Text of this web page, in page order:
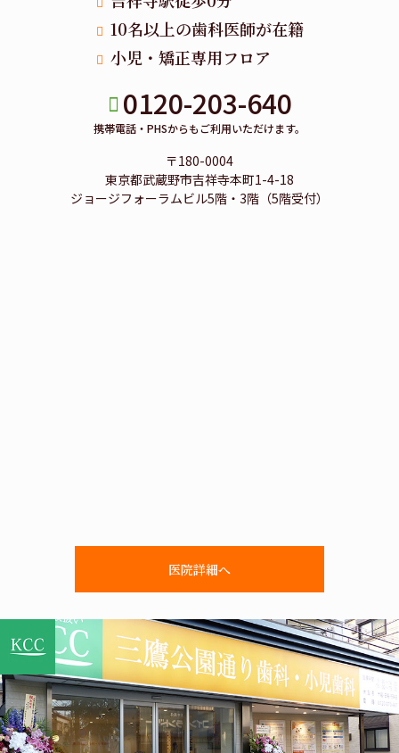
10名以上の歯科医師が在籍
小児・矯正専用フロア
0120-203-640
携帯電話・PHSからもご利用いただけます。
〒180-0004
東京都武蔵野市吉祥寺本町1-4-18
ジョージフォーラムビル5階・3階（5階受付）
医院詳細へ